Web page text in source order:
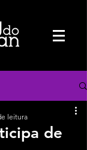
de
leitura